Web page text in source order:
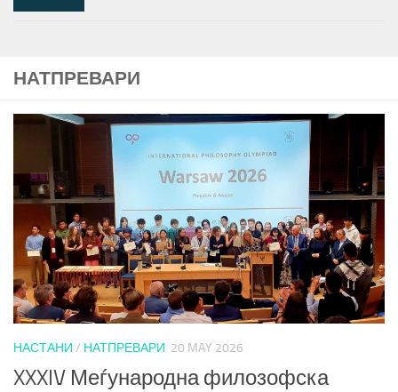
НАТПРЕВАРИ
НАСТАНИ / НАТПРЕВАРИ 20 MAY 2026
XXXIV Меѓународна филозофска